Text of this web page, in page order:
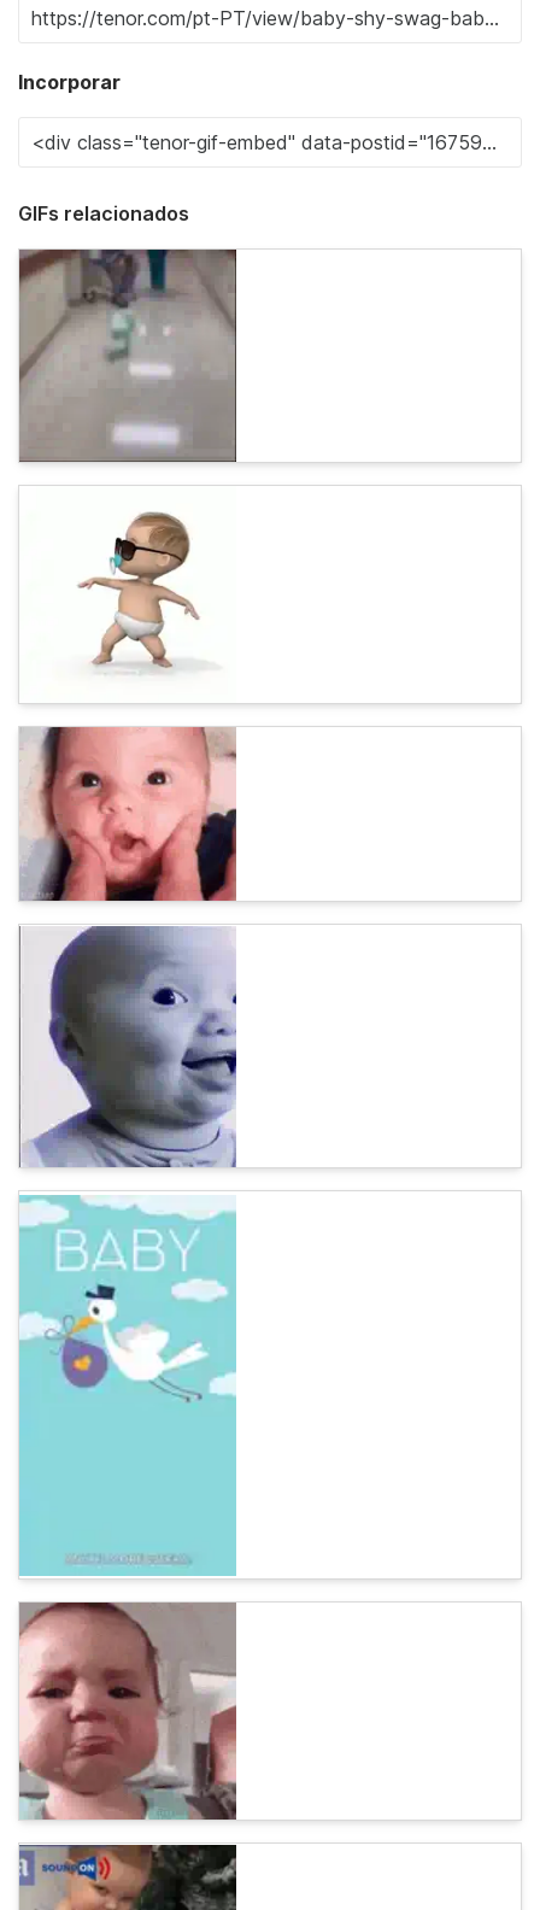
Incorporar
GIFs relacionados